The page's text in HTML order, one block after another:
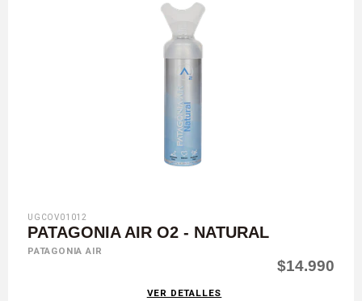
UGCOV01012
PATAGONIA AIR O2 - NATURAL
PATAGONIA AIR
$14.990
VER DETALLES